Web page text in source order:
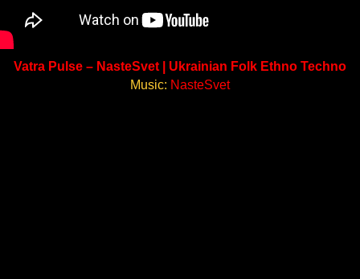
Vatra Pulse – NasteSvet | Ukrainian Folk Ethno Techno
Music: NasteSvet